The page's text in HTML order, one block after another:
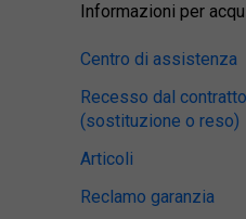
Informazioni per
Centro di assistenza
Recesso dal contratto
(sostituzione o reso)
Articoli
Reclamo garanzia